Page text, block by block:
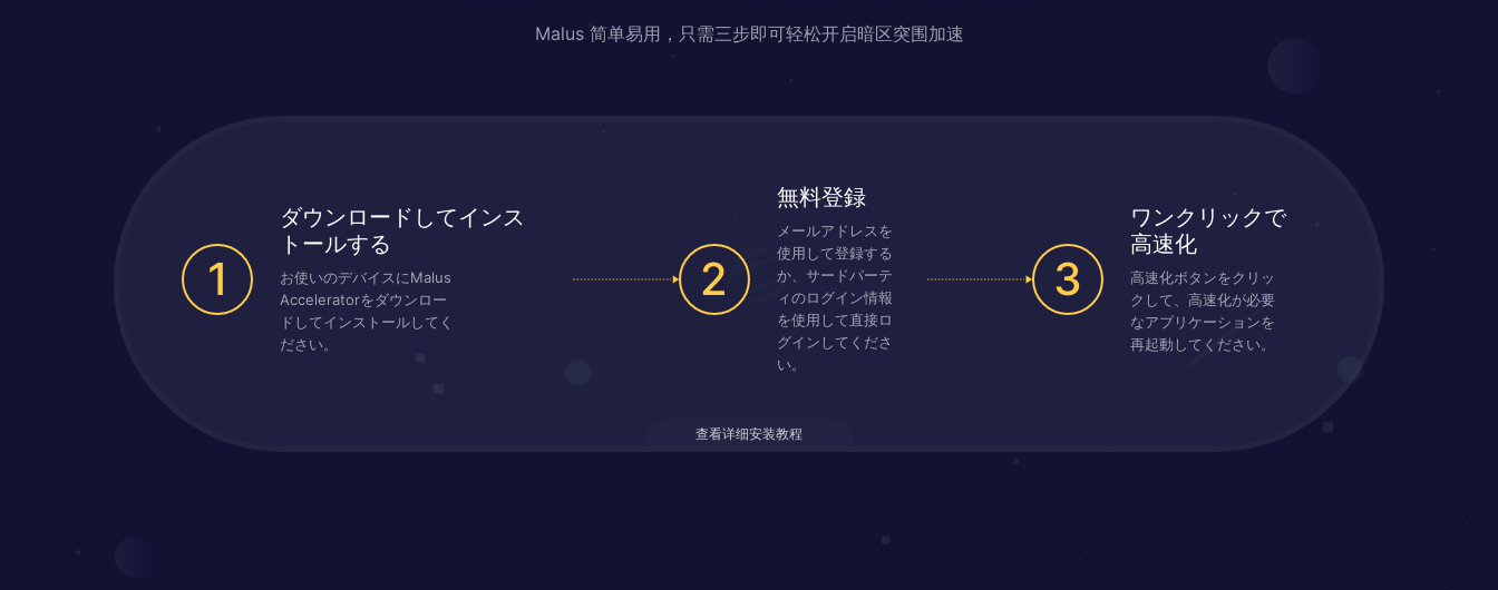
Malus 简单易用，只需三步即可轻松开启暗区突围加速
1
ダウンロードしてインス
トールする
お使いのデバイスにMalus
Acceleratorをダウンロー
ドしてインストールしてく
ださい。
2
無料登録
メールアドレスを
使用して登録する
か、サードパーテ
ィのログイン情報
を使用して直接ロ
グインしてくださ
い。
3
ワンクリックで
高速化
高速化ボタンをクリッ
クして、高速化が必要
なアプリケーションを
再起動してください。
查看详细安装教程